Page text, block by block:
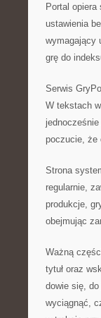
Portal
ustawienia
wymagający
grę do
Serwis
W tekstach
poczucie, że
Strona
regularnie,
produkcje,
obejmując
Ważną
tytuł oraz
dowie się,
wyciągnąć,